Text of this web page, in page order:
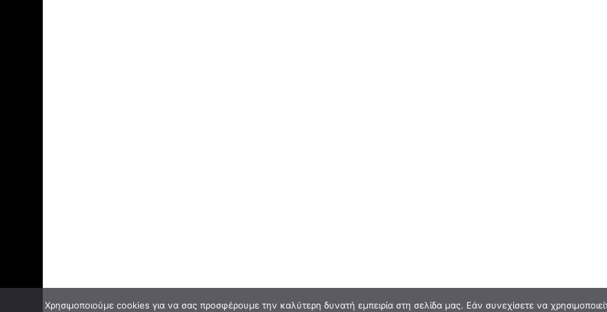
Χρησιμοποιούμε cookies για να σας προσφέρουμε την καλύτερη δυνατή εμπειρία στη σελίδα μας. Εάν συνεχίσετε να